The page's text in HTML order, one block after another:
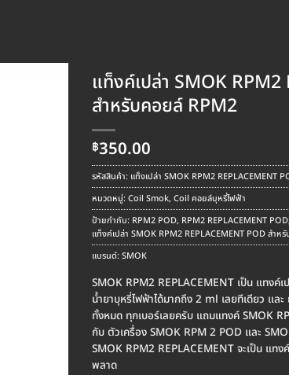
แท็งค์เปล่า SMOK RPM2
สำหรับคอยล์ RPM2
฿350.00
รหัสสินค้า: แท็งเปล่า SMOK RPM2 REPLACEMENT
หมวดหมู่:Coil Smok, Coil คอยล์บุหรี่ไฟฟ้า
ป้ายกำกับ: RPM2 POD, RPM2 REPLACEMENT POD,
แท็งค์เปล่า SMOK RPM2 REPLACEMENT POD สำห
แบรนด์:SMOK
SMOK RPM2 REPLACEMENT เป็น แทงค์
น้ำยาบุหรี่ไฟฟ้าได้มากถึง 2 ml เลยทีเดียว แล
ทั้งหมด ทุกเบอร์เลยครับ แถมแทงค์ SMOK
กับ ตัวเครื่อง SMOK RPM 2 POD และ
SMOK RPM2 REPLACEMENT จะเป็น แท
พลาด